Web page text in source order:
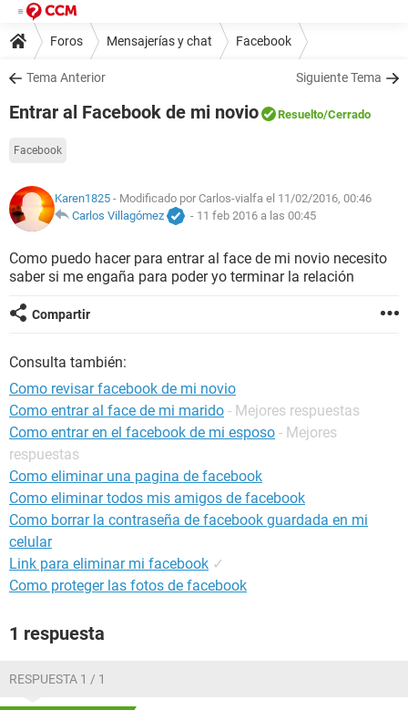
Foros Mensajerías y chat Facebook
Tema Anterior Siguiente Tema
Entrar al Facebook de mi novio Resuelto/Cerrado
Facebook
Karen1825 - Modificado por Carlos-vialfa el 11/02/2016, 00:46
Carlos Villagómez
- 11 feb 2016 a las 00:45
Como puedo hacer para entrar al face de mi novio necesito
saber si me engaña para poder yo terminar la relación
Compartir
Consulta también:
Como revisar facebook de mi novio
Como entrar al face de mi marido - Mejores respuestas
Como entrar en el facebook de mi esposo - Mejores
respuestas
Como eliminar una pagina de facebook
Como eliminar todos mis amigos de facebook
Como borrar la contraseña de facebook guardada en mi
celular
Link para eliminar mi facebook ✓
Como proteger las fotos de facebook
1 respuesta
RESPUESTA 1 / 1